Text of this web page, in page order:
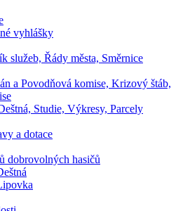
vyhlášky
služeb, Řády města, Směrnice
a Povodňová komise, Krizový štáb,
Studie, Výkresy, Parcely
a dotace
dobrovolných hasičů